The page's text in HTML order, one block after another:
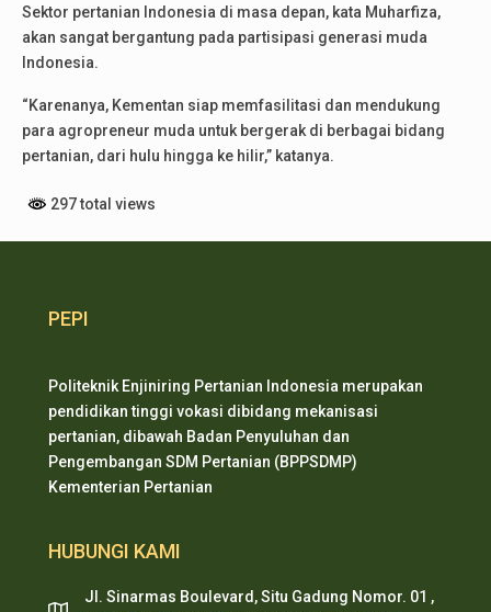
Sektor pertanian Indonesia di masa depan, kata Muharfiza,
akan sangat bergantung pada partisipasi generasi muda
Indonesia.
“Karenanya, Kementan siap memfasilitasi dan mendukung
para agropreneur muda untuk bergerak di berbagai bidang
pertanian, dari hulu hingga ke hilir,” katanya.
297 total views
PEPI
Politeknik Enjiniring Pertanian Indonesia merupakan
pendidikan tinggi vokasi dibidang mekanisasi
pertanian, dibawah Badan Penyuluhan dan
Pengembangan SDM Pertanian (BPPSDMP)
Kementerian Pertanian
HUBUNGI KAMI
Jl. Sinarmas Boulevard, Situ Gadung Nomor. 01 ,